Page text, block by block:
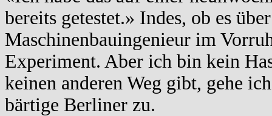
bereits getestet.» Indes, ob es
Maschinenbauingenieur im
Experiment. Aber ich bin kein
keinen anderen Weg gibt, gehe
bärtige Berliner zu.